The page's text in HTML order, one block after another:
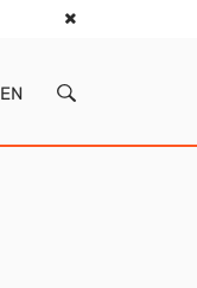
EN